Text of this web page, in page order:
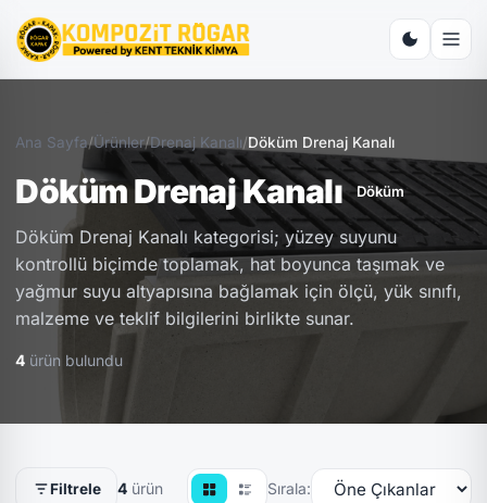
Ana Sayfa/Ürünler/Drenaj Kanalı/Döküm Drenaj Kanalı
Döküm Drenaj Kanalı Döküm
Döküm Drenaj Kanalı kategorisi; yüzey suyunu
kontrollü biçimde toplamak, hat boyunca taşımak ve
yağmur suyu altyapısına bağlamak için ölçü, yük sınıfı,
malzeme ve teklif bilgilerini birlikte sunar.
4 ürün bulundu
Filtrele 4 ürün Sırala: